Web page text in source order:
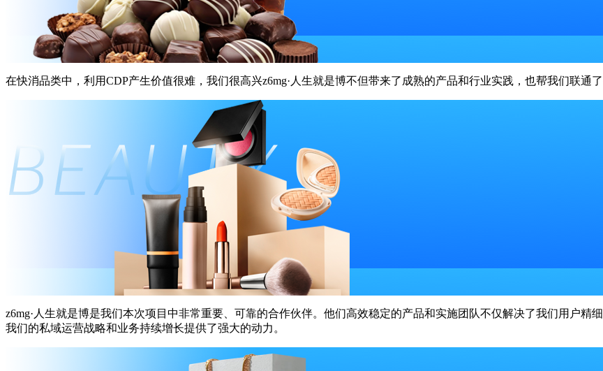
在快消品类中，利用CDP产生价值很难，我们很高兴z6mg·人生就是博不但带来了成熟的产品和行业实践，也帮我们联通
z6mg·人生就是博是我们本次项目中非常重要、可靠的合作伙伴。他们高效稳定的产品和实施团队不仅解决了我们用户精细
我们的私域运营战略和业务持续增长提供了强大的动力。